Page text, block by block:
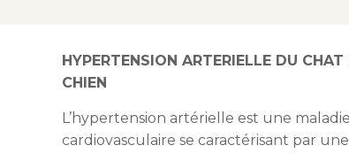
HYPERTENSION ARTERIELLE DU CHAT
CHIEN
L’hypertension artérielle est une maladie
cardiovasculaire se caractérisant par une